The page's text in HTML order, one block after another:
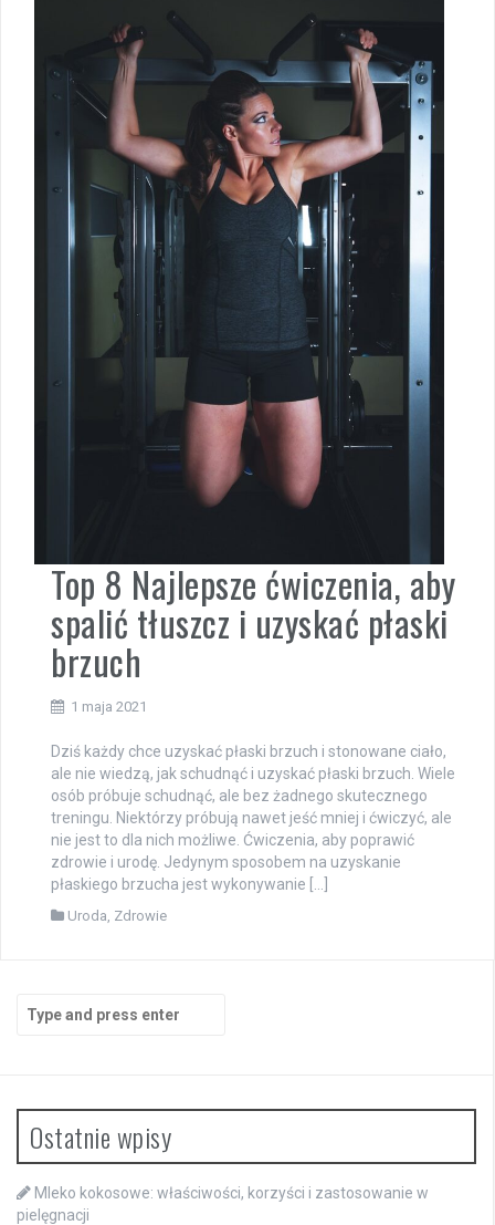
Top 8 Najlepsze ćwiczenia, aby
spalić tłuszcz i uzyskać płaski
brzuch
1 maja 2021
Dziś każdy chce uzyskać płaski brzuch i stonowane ciało,
ale nie wiedzą, jak schudnąć i uzyskać płaski brzuch. Wiele
osób próbuje schudnąć, ale bez żadnego skutecznego
treningu. Niektórzy próbują nawet jeść mniej i ćwiczyć, ale
nie jest to dla nich możliwe. Ćwiczenia, aby poprawić
zdrowie i urodę. Jedynym sposobem na uzyskanie
płaskiego brzucha jest wykonywanie […]
Uroda Zdrowie
for:
Ostatnie wpisy
Mleko kokosowe: właściwości, korzyści i zastosowanie w
pielęgnacji